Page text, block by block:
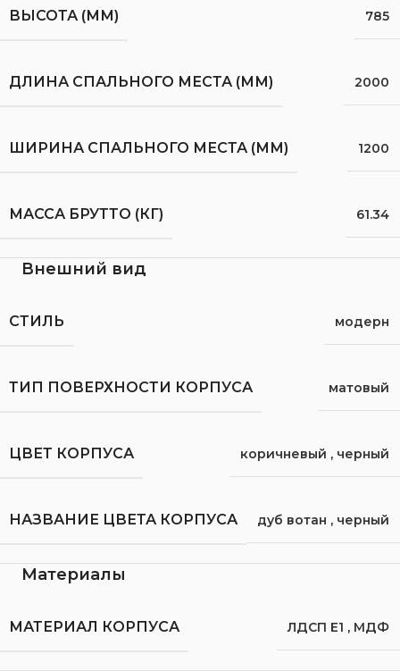
ВЫСОТА (ММ) 785
ДЛИНА СПАЛЬНОГО МЕСТА (ММ) 2000
ШИРИНА СПАЛЬНОГО МЕСТА (ММ) 1200
МАССА БРУТТО (КГ) 61.34
Внешний вид
СТИЛЬ модерн
ТИП ПОВЕРХНОСТИ КОРПУСА матовый
ЦВЕТ КОРПУСА коричневый , черный
НАЗВАНИЕ ЦВЕТА КОРПУСА дуб вотан , черный
Материалы
МАТЕРИАЛ КОРПУСА ЛДСП Е1 , МДФ